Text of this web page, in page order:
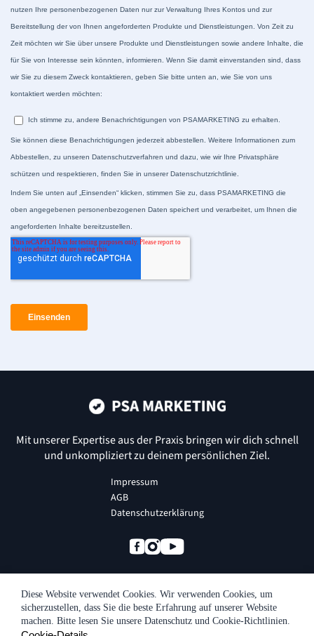
Impressum
AGB
Datenschutzerklärung
Mit unserer Expertise aus der Praxis bringen wir dich schnell
und unkompliziert zu deinem persönlichen Ziel.
© Сopyright 2024 All Rights Reserved
PSA Marketing GmbH
Diese Website verwendet Cookies. Wir verwenden Cookies, um
sicherzustellen, dass Sie die beste Erfahrung auf unserer Website
machen. Bitte lesen Sie unsere Datenschutz und Cookie-Richtlinien.